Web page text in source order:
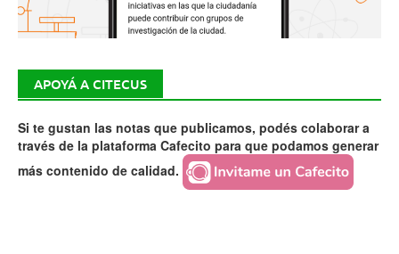
APOYÁ A CITECUS
Si te gustan las notas que publicamos, podés colaborar a
través de la plataforma Cafecito para que podamos generar
más contenido de calidad.